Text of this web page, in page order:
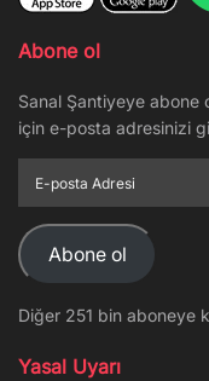
Abone ol
Sanal Şantiyeye abone
için e-posta adresinizi
posta
Adresi
Abone ol
Diğer 251 bin aboneye
Yasal Uyarı